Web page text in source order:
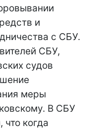
и
с СБУ.
СБУ,
судов
меры
В СБУ
когда